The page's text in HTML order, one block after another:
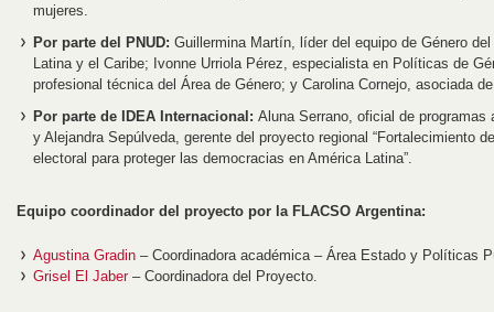
mujeres.
Por parte del PNUD: Guillermina Martín, líder del equipo de Género
Latina y el Caribe; Ivonne Urriola Pérez, especialista en Políticas de
profesional técnica del Área de Género; y Carolina Cornejo, asociada
Por parte de IDEA Internacional: Aluna Serrano, oficial de
y Alejandra Sepúlveda, gerente del proyecto regional “Fortalecimiento
electoral para proteger las democracias en América Latina”.
Equipo coordinador del proyecto por la FLACSO Argentina:
Agustina Gradin – Coordinadora académica – Área Estado y Políticas
Grisel El Jaber– Coordinadora del Proyecto.